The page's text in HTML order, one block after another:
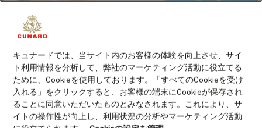
キュナードでは、当サイト内のお客様の体験を向上させ、サイ
ト利用情報を分析して、弊社のマーケティング活動に役立てる
ために、Cookieを使用しております。「すべてのCookieを受け
入れる」をクリックすると、お客様の端末にCookieが保存され
ることに同意いただいたものとみなされます。これにより、サ
イトの操作性が向上し、利用状況の分析やマーケティング活動